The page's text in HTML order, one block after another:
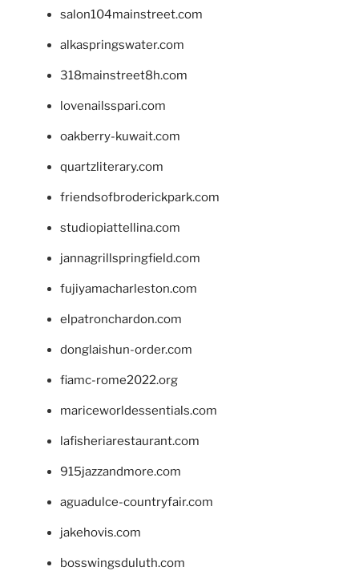
salon104mainstreet.com
alkaspringswater.com
318mainstreet8h.com
lovenailsspari.com
oakberry-kuwait.com
quartzliterary.com
friendsofbroderickpark.com
studiopiattellina.com
jannagrillspringfield.com
fujiyamacharleston.com
elpatronchardon.com
donglaishun-order.com
fiamc-rome2022.org
mariceworldessentials.com
lafisheriarestaurant.com
915jazzandmore.com
aguadulce-countryfair.com
jakehovis.com
bosswingsduluth.com